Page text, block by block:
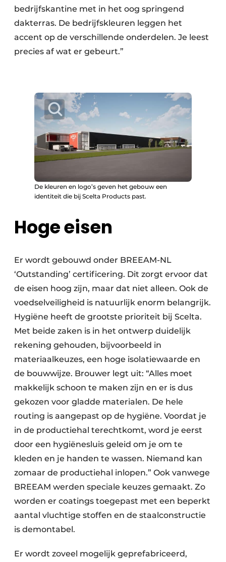
bedrijfskantine met in het oog springend
dakterras. De bedrijfskleuren leggen het
accent op de verschillende onderdelen. Je leest
precies af wat er gebeurt.”
De kleuren en logo’s geven het gebouw een
identiteit die bij Scelta Products past.
Hoge eisen
Er wordt gebouwd onder BREEAM-NL
‘Outstanding’ certificering. Dit zorgt ervoor dat
de eisen hoog zijn, maar dat niet alleen. Ook de
voedselveiligheid is natuurlijk enorm belangrijk.
Hygiëne heeft de grootste prioriteit bij Scelta.
Met beide zaken is in het ontwerp duidelijk
rekening gehouden, bijvoorbeeld in
materiaalkeuzes, een hoge isolatiewaarde en
de bouwwijze. Brouwer legt uit: “Alles moet
makkelijk schoon te maken zijn en er is dus
gekozen voor gladde materialen. De hele
routing is aangepast op de hygiëne. Voordat je
in de productiehal terechtkomt, word je eerst
door een hygiënesluis geleid om je om te
kleden en je handen te wassen. Niemand kan
zomaar de productiehal inlopen.” Ook vanwege
BREEAM werden speciale keuzes gemaakt. Zo
worden er coatings toegepast met een beperkt
aantal vluchtige stoffen en de staalconstructie
is demontabel.
Er wordt zoveel mogelijk geprefabriceerd,